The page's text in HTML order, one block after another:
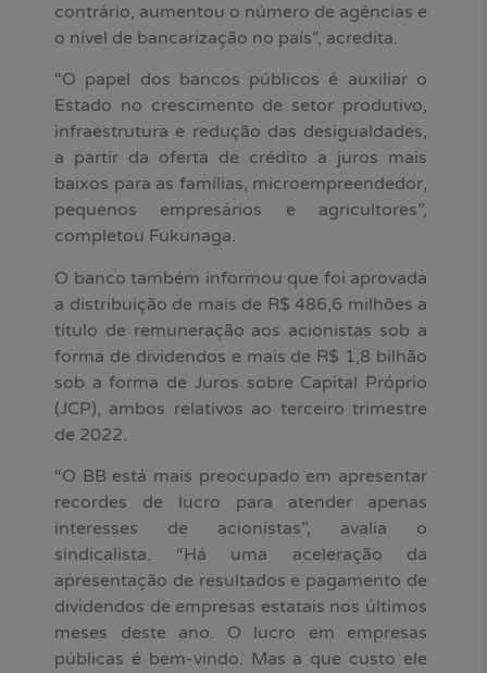
contrário, aumentou o número de agências e
o nível de bancarização no país”, acredita.
“O papel dos bancos públicos é auxiliar o
Estado no crescimento de setor produtivo,
infraestrutura e redução das desigualdades,
a partir da oferta de crédito a juros mais
baixos para as famílias, microempreendedor,
pequenos empresários e agricultores”,
completou Fukunaga.
O banco também informou que foi aprovada
a distribuição de mais de R$ 486,6 milhões a
título de remuneração aos acionistas sob a
forma de dividendos e mais de R$ 1,8 bilhão
sob a forma de Juros sobre Capital Próprio
(JCP), ambos relativos ao terceiro trimestre
de 2022.
“O BB está mais preocupado em apresentar
recordes de lucro para atender apenas
interesses de acionistas”, avalia o
sindicalista. “Há uma aceleração da
apresentação de resultados e pagamento de
dividendos de empresas estatais nos últimos
meses deste ano. O lucro em empresas
públicas é bem-vindo. Mas a que custo ele